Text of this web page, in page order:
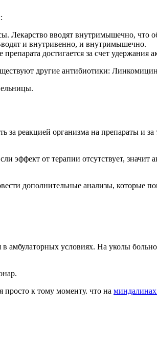
вводят внутримышечно, что
и внутривенно, и внутримышечно.
достигается за счет удержания
другие антибиотики:
реакцией организма на препараты и
эффект от терапии отсутствует,
дополнительные анализы, которые
амбулаторных условиях. На уколы
просто к тому моменту. что на